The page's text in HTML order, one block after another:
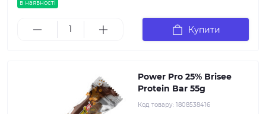
в наявності
Купити
Power Pro 25% Brisee
Protein Bar 55g
Код товару: 1808538416